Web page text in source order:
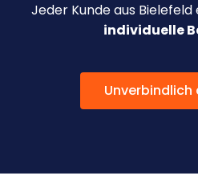
Jeder Kunde aus
individuelle
Unverbindlich